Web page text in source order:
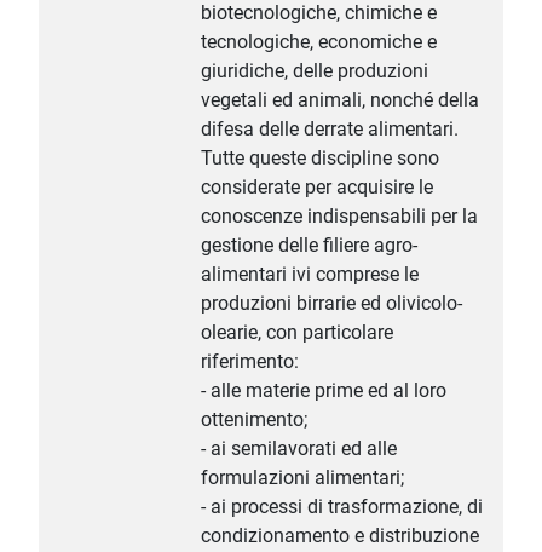
biotecnologiche, chimiche e
tecnologiche, economiche e
giuridiche, delle produzioni
vegetali ed animali, nonché della
difesa delle derrate alimentari.
Tutte queste discipline sono
considerate per acquisire le
conoscenze indispensabili per la
gestione delle filiere agro-
alimentari ivi comprese le
produzioni birrarie ed olivicolo-
olearie, con particolare
riferimento:
- alle materie prime ed al loro
ottenimento;
- ai semilavorati ed alle
formulazioni alimentari;
- ai processi di trasformazione, di
condizionamento e distribuzione